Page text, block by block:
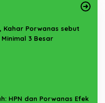
Kahar Porwanas sebut
3 Besar
HPN dan Porwanas Efek